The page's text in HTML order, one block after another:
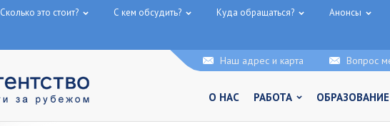
Сколько это стоит? С кем обсудить? Куда обращаться? Анонсы
Вопрос
Наш адрес и карта
О НАС РАБОТА ОБРАЗОВАНИЕ